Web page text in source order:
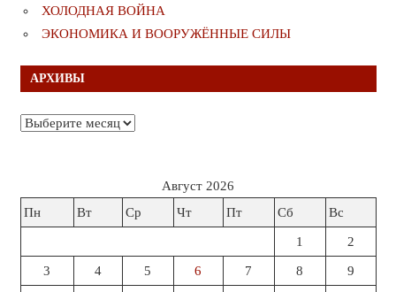
ХОЛОДНАЯ ВОЙНА
ЭКОНОМИКА И ВООРУЖЁННЫЕ СИЛЫ
АРХИВЫ
Архивы
Август 2026
Пн
Вт Ср Чт Пт Сб Вс
1 2
3 4 5 6 7 8 9